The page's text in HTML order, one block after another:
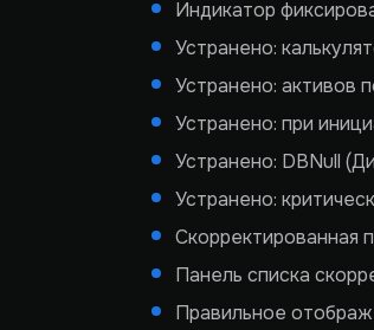
Индикатор
Устранено:
Устранено: активов
Устранено: при
Устранено: DBNull
Устранено:
Скорректированная
Панель списка
Правильное